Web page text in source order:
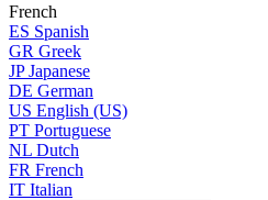
French
ES Spanish
GR Greek
JP Japanese
DE German
US English (US)
PT Portuguese
NL Dutch
FR French
IT Italian